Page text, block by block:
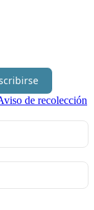
de recolección